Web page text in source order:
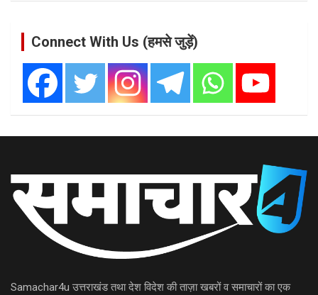
Connect With Us (हमसे जुड़ें)
Samachar4u उत्तराखंड तथा देश विदेश की ताज़ा खबरों व समाचारों का एक